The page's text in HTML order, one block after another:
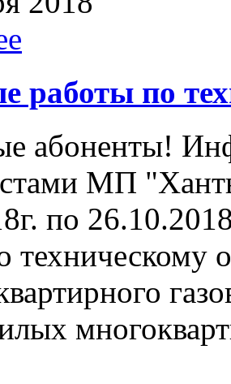
работы по
абоненты!
МП
по
техническому